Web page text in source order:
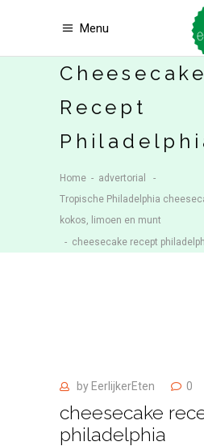
Menu
Cheesecake
Recept
Home - advertorial
-
Tropische Philadelphia
kokos, limoen en munt
- cheesecake recept
by EerlijkerEten 0
cheesecake
philadelphia